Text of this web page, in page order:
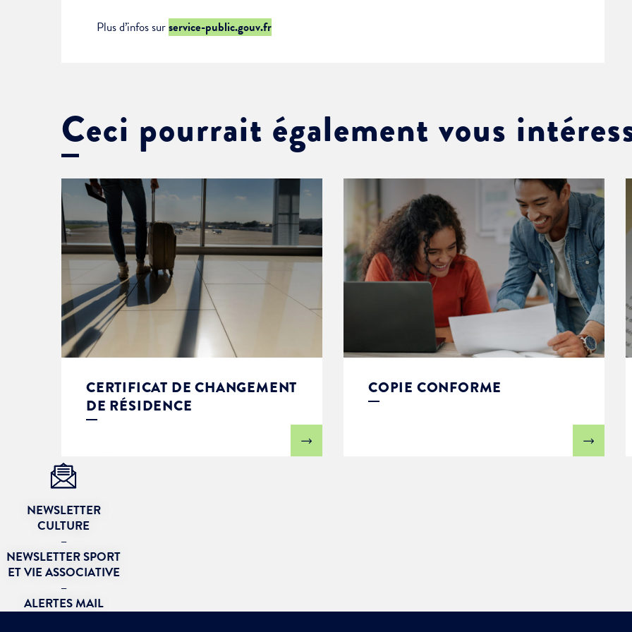
Plus d’infos surservice-public.gouv.fr
Ceci pourrait également vous
CERTIFICAT DE CHANGEMENT
DE RÉSIDENCE
COPIE CONFORME
NEWSLETTER
CULTURE
–
NEWSLETTER SPORT
ET VIE ASSOCIATIVE
–
ALERTES MAIL